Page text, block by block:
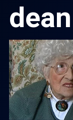
dean